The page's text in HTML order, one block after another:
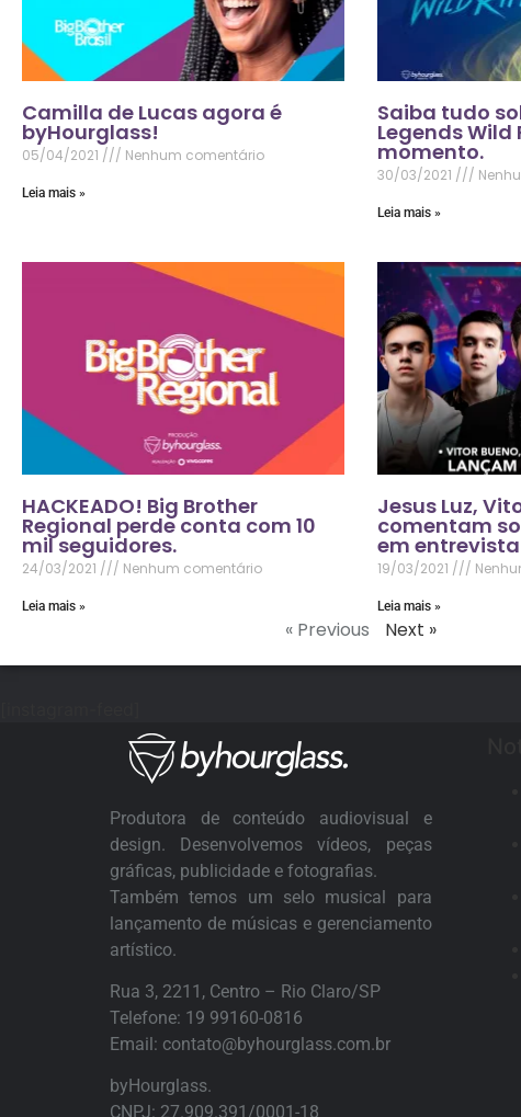
Camilla de Lucas agora é
byHourglass!
05/04/2021 Nenhum comentário
Leia mais »
Saiba tudo
Legends Wild
momento.
30/03/2021
Leia mais »
HACKEADO! Big Brother
Regional perde conta com 10
mil seguidores.
24/03/2021 Nenhum comentário
Leia mais »
Jesus Luz,
comentam
em
19/03/2021
Leia mais »
« Previous Next »
Produtora de conteúdo audiovisual e
design. Desenvolvemos vídeos, peças
gráficas, publicidade e fotografias.
Também temos um selo musical para
lançamento de músicas e gerenciamento
artístico.
Rua 3, 2211, Centro – Rio Claro/SP
Telefone: 19 99160-0816
Email: contato@byhourglass.com.br
byHourglass.
CNPJ: 27.909.391/0001-18